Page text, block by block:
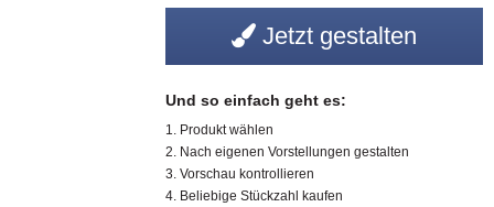
Jetzt gestalten
Und so einfach geht es:
Produkt wählen
Nach eigenen Vorstellungen gestalten
Vorschau kontrollieren
Beliebige Stückzahl kaufen